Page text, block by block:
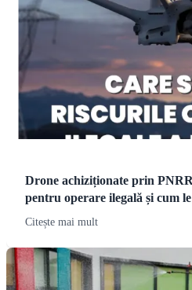
Drone achiziționate prin
pentru operare ilegală și cum
Citește mai mult